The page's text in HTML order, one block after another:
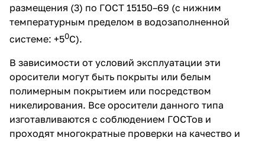
размещения (3) по ГОСТ 15150–69 (с нижним
температурным пределом в водозаполненной
системе: +50С).
В зависимости от условий эксплуатации эти
оросители могут быть покрыты или белым
полимерным покрытием или посредством
никелирования. Все оросители данного типа
изготавливаются с соблюдением ГОСТов и
проходят многократные проверки на качество и